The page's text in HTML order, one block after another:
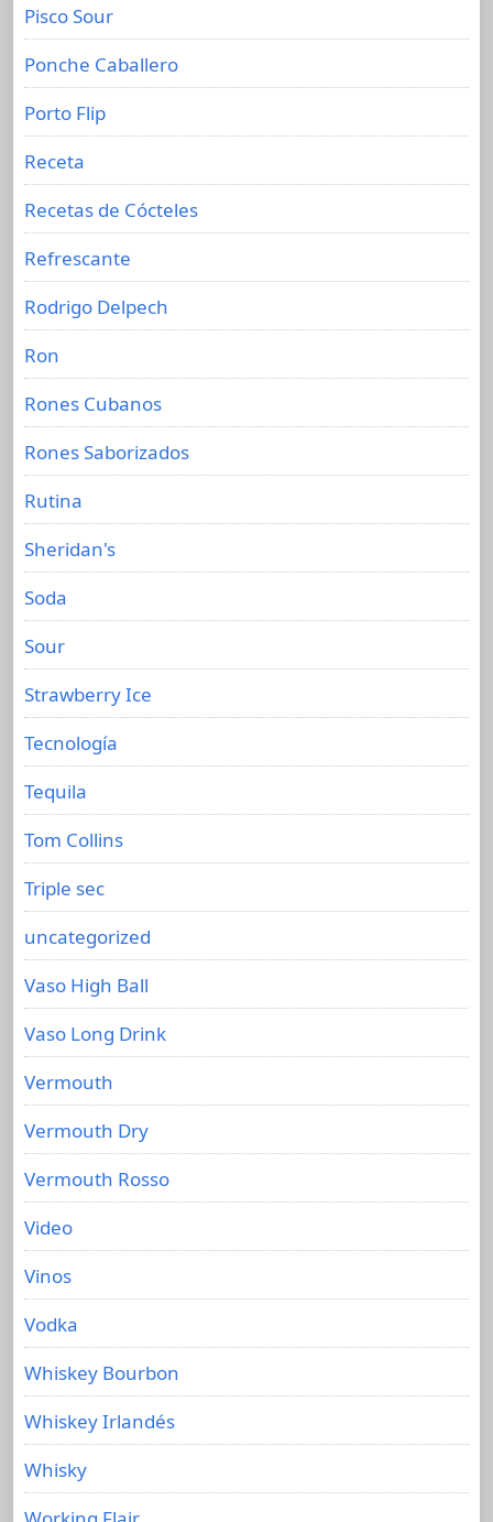
Pisco Sour
Ponche Caballero
Porto Flip
Receta
Recetas de Cócteles
Refrescante
Rodrigo Delpech
Ron
Rones Cubanos
Rones Saborizados
Rutina
Sheridan's
Soda
Sour
Strawberry Ice
Tecnología
Tequila
Tom Collins
Triple sec
uncategorized
Vaso High Ball
Vaso Long Drink
Vermouth
Vermouth Dry
Vermouth Rosso
Video
Vinos
Vodka
Whiskey Bourbon
Whiskey Irlandés
Whisky